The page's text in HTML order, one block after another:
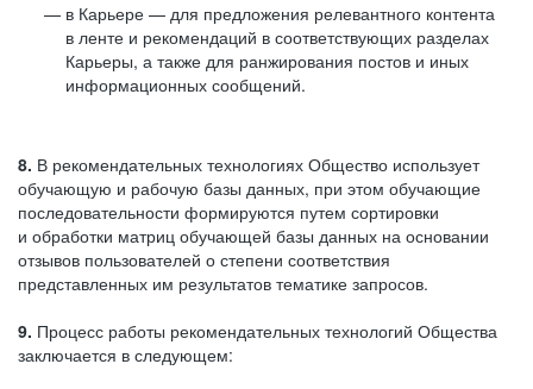
в Карьере — для предложения релевантного контента
в ленте и рекомендаций в соответствующих разделах
Карьеры, а также для ранжирования постов и иных
информационных сообщений.
8. В рекомендательных технологиях Общество использует
обучающую и рабочую базы данных, при этом обучающие
последовательности формируются путем сортировки
и обработки матриц обучающей базы данных на основании
отзывов пользователей о степени соответствия
представленных им результатов тематике запросов.
9. Процесс работы рекомендательных технологий Общества
заключается в следующем: